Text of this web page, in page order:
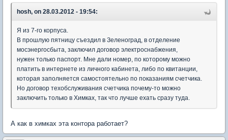
hosh, on 28.03.2012 - 19:54:
Я из 7-го корпуса.
В прошлую пятницу съездил в Зеленоград, в отделение
мосэнергосбыта, заключил договор электроснабжения,
нужен только паспорт. Мне дали номер, по которому можно
платить в интернете из личного кабинета, либо по квитанции,
которая заполняется самостоятельно по показаниям счетчика.
Но договор техобслуживания счетчика почему-то можно
заключить только в Химках, так что лучше ехать сразу туда.
А как в химках эта контора работает?